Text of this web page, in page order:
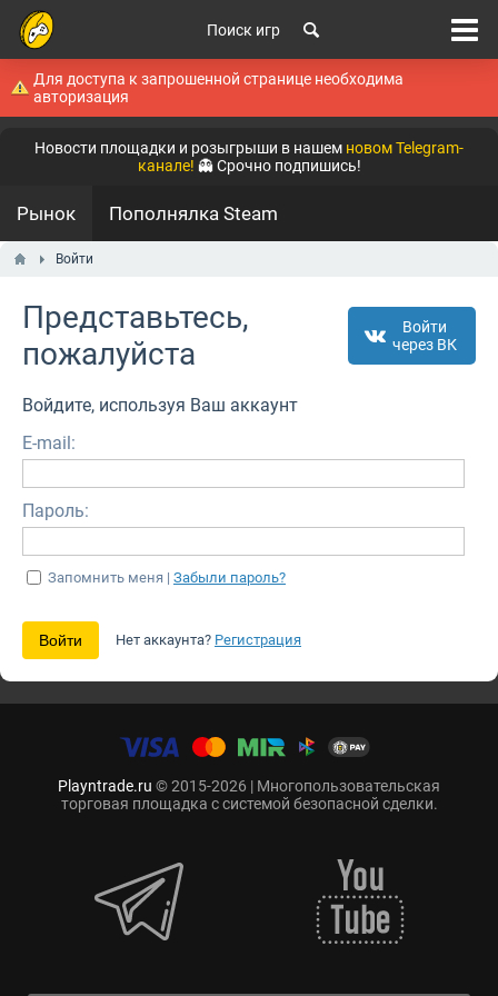
Поиск игр
Для доступа к запрошенной странице необходима
авторизация
Новости площадки и розыгрыши в нашем новом Telegram-
канале! 👻 Срочно подпишись!
Рынок Пополнялка Steam
Войти
Представьтесь,
пожалуйста
Войти
через ВК
Войдите, используя Ваш аккаунт
E-mail:
Пароль:
Запомнить меня | Забыли пароль?
Нет аккаунта? Регистрация
Playntrade.ru © 2015-2026 | Многопользовательская
торговая площадка с системой безопасной сделки.